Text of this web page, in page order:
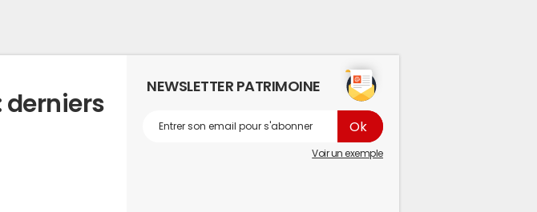
derniers
NEWSLETTER PATRIMOINE
Voir un exemple